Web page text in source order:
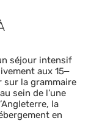
séjour intensif
aux 15–
sur la grammaire
sein de l’une
la
en